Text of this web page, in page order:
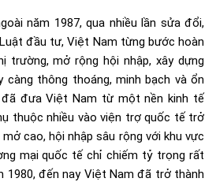
năm 1987, qua nhiều lần sửa đổi,
đầu tư, Việt Nam từng bước hoàn
trường, mở rộng hội nhập, xây dựng
thông thoáng, minh bạch và ổn
đưa Việt Nam từ một nền kinh tế
thuộc nhiều vào viện trợ quốc tế trở
cao, hội nhập sâu rộng với khu vực
mại quốc tế chỉ chiếm tỷ trọng rất
1980, đến nay Việt Nam đã trở thành